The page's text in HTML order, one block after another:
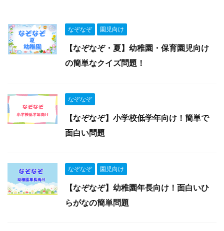
なぞなぞ 園児向け
【なぞなぞ・夏】幼稚園・保育園児向け
の簡単なクイズ問題！
なぞなぞ
【なぞなぞ】小学校低学年向け！簡単で
面白い問題
なぞなぞ 園児向け
【なぞなぞ】幼稚園年長向け！面白いひ
らがなの簡単問題